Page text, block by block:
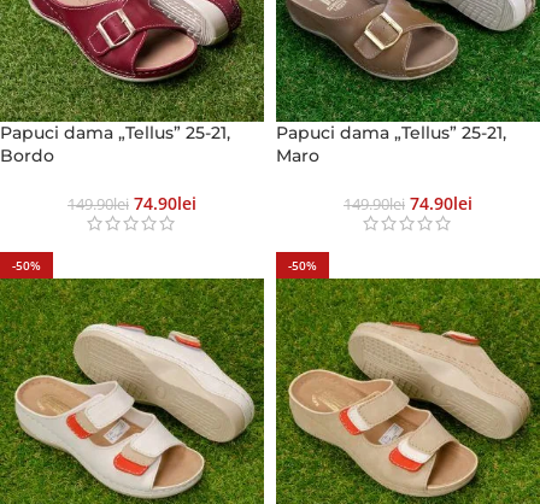
Papuci dama „Tellus” 25-21,
Bordo
149.90Lei 74.90Lei
Papuci dama „Tellus” 25-21,
Maro
149.90Lei 74.90Lei
-50% -50%